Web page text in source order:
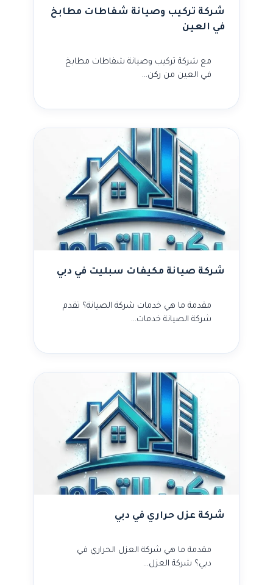
شركة تركيب وصيانة شفاطات مطابخ
في العين
مع شركة تركيب وصيانة شفاطات مطابخ
في العين من ركن…
شركة صيانة مكيفات سبليت في دبي
مقدمة ما هي خدمات شركة الصيانة؟ تقدم
شركة الصيانة خدمات…
شركة عزل حراري في دبي
مقدمة ما هي شركة العزل الحراري في
دبي؟ شركة العزل…